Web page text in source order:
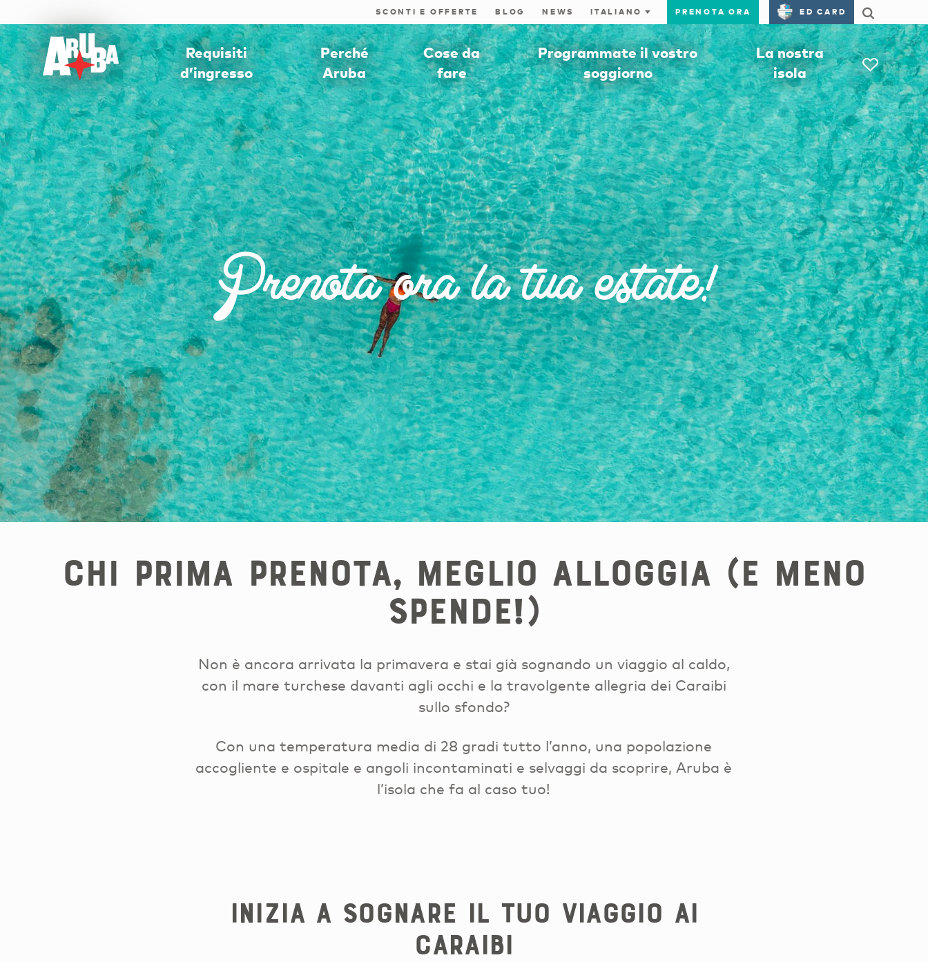
SCONTI E OFFERTE BLOG NEWS PRENOTA ORA ED CARD
Requisiti
d’ingresso
Perché
Aruba
Cose da
fare
Programmate il vostro
soggiorno
La nostra
isola
Prenota ora la tua estate!
Chi prima prenota, meglio alloggia (e meno
spende!)
Non è ancora arrivata la primavera e stai già sognando un viaggio al caldo,
con il mare turchese davanti agli occhi e la travolgente allegria dei Caraibi
sullo sfondo?
Con una temperatura media di 28 gradi tutto l’anno, una popolazione
accogliente e ospitale e angoli incontaminati e selvaggi da scoprire, Aruba è
l’isola che fa al caso tuo!
INIZIA A SOGNARE IL TUO VIAGGIO AI
CARAIBI